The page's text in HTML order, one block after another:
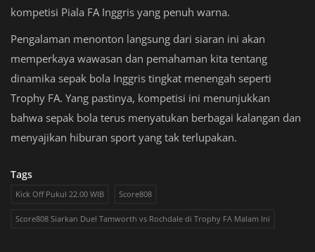
kompetisi Piala FA Inggris yang penuh warna.
Pengalaman menonton langsung dari siaran ini akan
memperkaya wawasan dan pemahaman kita tentang
dinamika sepak bola Inggris tingkat menengah seperti
Trophy FA. Yang pastinya, kompetisi ini menunjukkan
bahwa sepak bola terus menyatukan berbagai kalangan dan
menyajikan hiburan sport yang tak terlupakan.
Tags
Kick Off Pukul 22.00 WIB Score808
Score808 Siarkan Duel Tamworth vs Rochdale di Trophy FA Malam Ini